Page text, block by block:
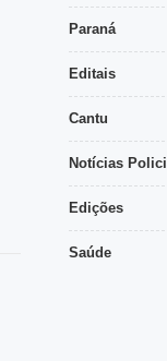
Paraná
Editais
Cantu
Notícias
Edições
Saúde